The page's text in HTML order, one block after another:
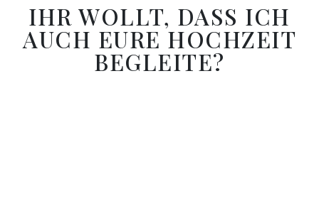
IHR WOLLT, DASS ICH
AUCH EURE HOCHZEIT
BEGLEITE?